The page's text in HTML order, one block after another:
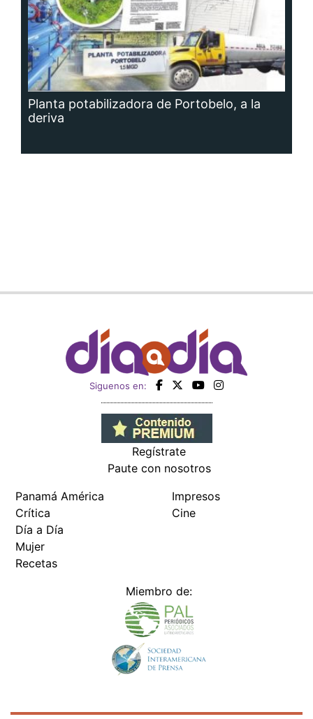
Planta potabilizadora de Portobelo, a la
deriva
Siguenos en:
Regístrate
Paute con nosotros
Panamá América
Crítica
Día a Día
Mujer
Recetas
Impresos
Cine
Miembro de: